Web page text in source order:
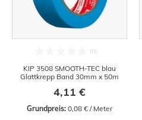
KIP 3508 SMOOTH-TEC blau
Glattkrepp Band 30mm x 50m
4,11 €
Grundpreis: 0,08 € / Meter